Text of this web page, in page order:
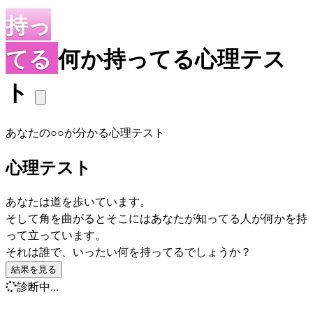
持っ
てる 何か持ってる心理テス
ト
あなたの○○が分かる心理テスト
心理テスト
あなたは道を歩いています。
そして角を曲がるとそこにはあなたが知ってる人が何かを持
って立っています。
それは誰で、いったい何を持ってるでしょうか？
結果を見る
診断中...